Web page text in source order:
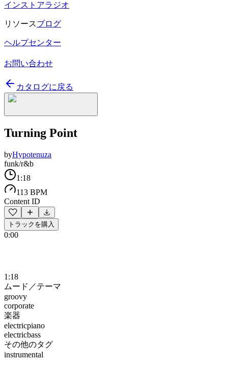
インストアラジオ
リソースブログ
ヘルプセンター
お問い合わせ
カタログに戻る
Turning Point
byHypotenuza
funk/r&b
1:18
113 BPM
Content ID
トラックを購入
0:00
1:18
ムード／テーマ
groovy
corporate
楽器
electricpiano
electricbass
その他のタグ
instrumental